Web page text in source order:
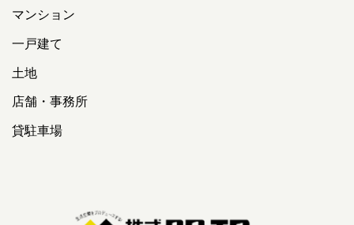
マンション
一戸建て
土地
店舗・事務所
貸駐車場